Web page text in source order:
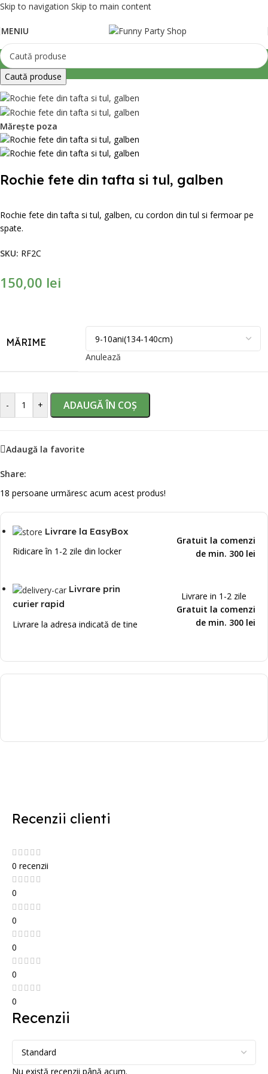
Skip to navigation Skip to main content
MENIU
Caută produse
Mărește poza
Rochie fete din tafta si tul, galben
Rochie fete din tafta si tul, galben, cu cordon din tul si fermoar pe
spate.
SKU: RF2C
150,00 lei
MĂRIME
Anulează
- + ADAUGĂ ÎN COȘ
Adaugă la favorite
Share:
18 persoane urmăresc acum acest produs!
Livrare la EasyBox
Ridicare în 1-2 zile din locker
Gratuit la comenzi
de min. 300 lei
Livrare prin
curier rapid
Livrare la adresa indicată de tine
Livrare in 1-2 zile
Gratuit la comenzi
de min. 300 lei
Recenzii clienti
0 recenzii
0
0
0
0
0
Recenzii
Nu există recenzii până acum.